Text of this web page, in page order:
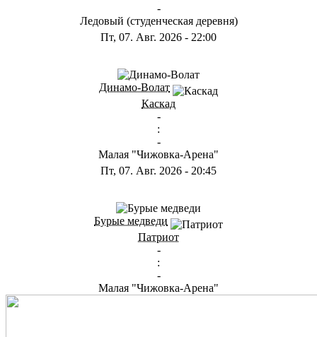
-
Ледовый (студенческая деревня)
Пт, 07. Авг. 2026 - 22:00
Динамо-Волат
Каскад
-
:
-
Малая "Чижовка-Арена"
Пт, 07. Авг. 2026 - 20:45
Бурые медведи
Патриот
-
:
-
Малая "Чижовка-Арена"